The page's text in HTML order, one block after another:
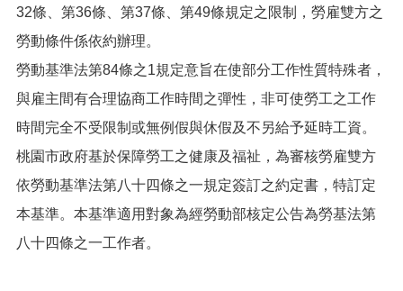
務
政
府
資
訊
公
開
案
應
32條、第36條、第37條、第49條規定之限制，勞雇雙方之
勞動條件係依約辦理。
勞動基準法第84條之1規定意旨在使部分工作性質特殊者，
與雇主間有合理協商工作時間之彈性，非可使勞工之工作
時間完全不受限制或無例假與休假及不另給予延時工資。
桃園市政府基於保障勞工之健康及福祉，為審核勞雇雙方
依勞動基準法第八十四條之一規定簽訂之約定書，特訂定
本基準。本基準適用對象為經勞動部核定公告為勞基法第
八十四條之一工作者。